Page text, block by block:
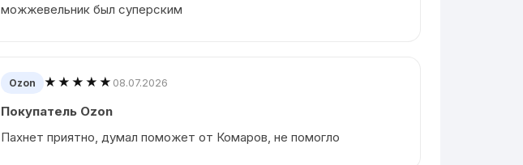
можжевельник был суперским
Ozon ★★★★★ 08.07.2026
Покупатель Ozon
Пахнет приятно, думал поможет от Комаров, не помогло